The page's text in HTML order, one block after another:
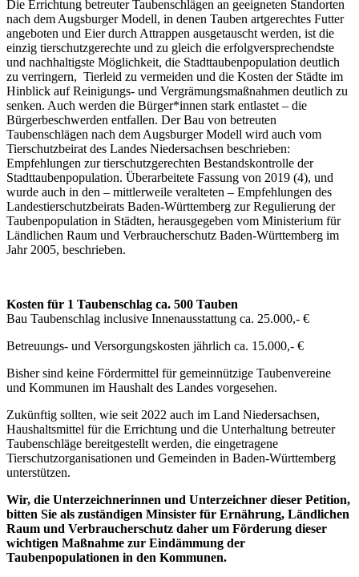
Die Errichtung betreuter Taubenschlägen an geeigneten Standorten
nach dem Augsburger Modell, in denen Tauben artgerechtes Futter
angeboten und Eier durch Attrappen ausgetauscht werden, ist die
einzig tierschutzgerechte und zu gleich die erfolgversprechendste
und nachhaltigste Möglichkeit, die Stadttaubenpopulation deutlich
zu verringern, Tierleid zu vermeiden und die Kosten der Städte im
Hinblick auf Reinigungs- und Vergrämungsmaßnahmen deutlich zu
senken. Auch werden die Bürger*innen stark entlastet – die
Bürgerbeschwerden entfallen. Der Bau von betreuten
Taubenschlägen nach dem Augsburger Modell wird auch vom
Tierschutzbeirat des Landes Niedersachsen beschrieben:
Empfehlungen zur tierschutzgerechten Bestandskontrolle der
Stadttaubenpopulation. Überarbeitete Fassung von 2019 (4), und
wurde auch in den – mittlerweile veralteten – Empfehlungen des
Landestierschutzbeirats Baden-Württemberg zur Regulierung der
Taubenpopulation in Städten, herausgegeben vom Ministerium für
Ländlichen Raum und Verbraucherschutz Baden-Württemberg im
Jahr 2005, beschrieben.
Kosten für 1 Taubenschlag ca. 500 Tauben
Bau Taubenschlag inclusive Innenausstattung ca. 25.000,- €
Betreuungs- und Versorgungskosten jährlich ca. 15.000,- €
Bisher sind keine Fördermittel für gemeinnützige Taubenvereine
und Kommunen im Haushalt des Landes vorgesehen.
Zukünftig sollten, wie seit 2022 auch im Land Niedersachsen,
Haushaltsmittel für die Errichtung und die Unterhaltung betreuter
Taubenschläge bereitgestellt werden, die eingetragene
Tierschutzorganisationen und Gemeinden in Baden-Württemberg
unterstützen.
Wir, die Unterzeichnerinnen und Unterzeichner dieser Petition,
bitten Sie als zuständigen Minsister für Ernährung, Ländlichen
Raum und Verbraucherschutz daher um Förderung dieser
wichtigen Maßnahme zur Eindämmung der
Taubenpopulationen in den Kommunen.